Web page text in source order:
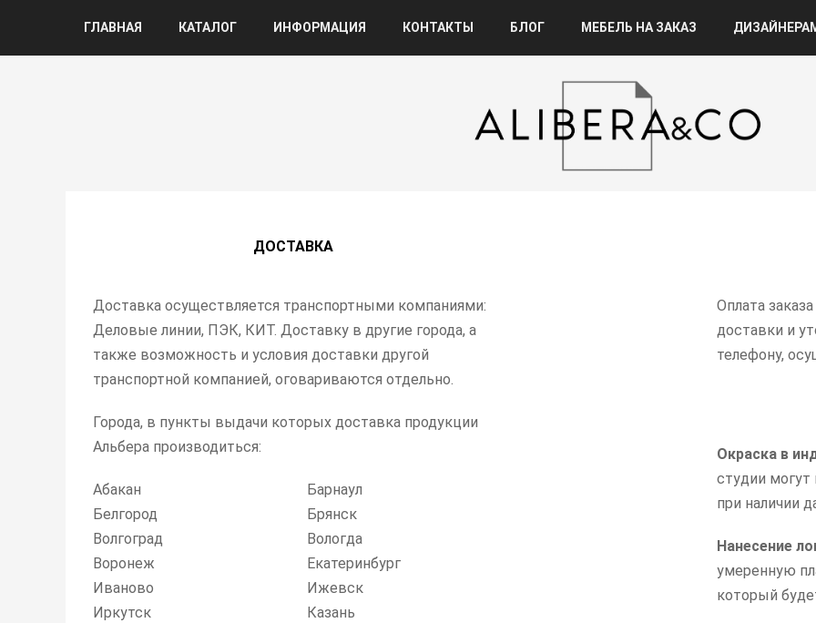
ГЛАВНАЯ КАТАЛОГ ИНФОРМАЦИЯ КОНТАКТЫ БЛОГ МЕБЕЛЬ НА ЗАКАЗ
ДОСТАВКА
Доставка осуществляется транспортными компаниями:
Деловые линии, ПЭК, КИТ. Доставку в другие города, а
также возможность и условия доставки другой
транспортной компанией, оговариваются отдельно.
Города, в пункты выдачи которых доставка продукции
Альбера производиться:
Абакан
Барнаул
Белгород
Брянск
Волгоград
Вологда
Воронеж
Екатеринбург
Иваново
Ижевск
Иркутск
Казань
Оплата
доставки и
телефону,
Окраска в
студии могут
при наличии
Нанесение
умеренную
который